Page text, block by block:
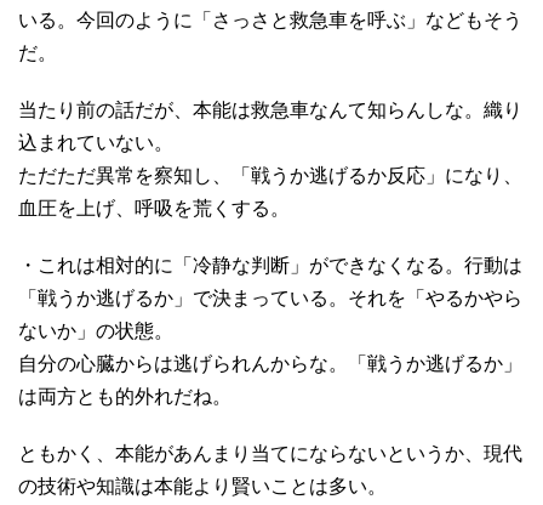
いる。今回のように「さっさと救急車を呼ぶ」などもそう
だ。
当たり前の話だが、本能は救急車なんて知らんしな。織り
込まれていない。
ただただ異常を察知し、「戦うか逃げるか反応」になり、
血圧を上げ、呼吸を荒くする。
・これは相対的に「冷静な判断」ができなくなる。行動は
「戦うか逃げるか」で決まっている。それを「やるかやら
ないか」の状態。
自分の心臓からは逃げられんからな。「戦うか逃げるか」
は両方とも的外れだね。
ともかく、本能があんまり当てにならないというか、現代
の技術や知識は本能より賢いことは多い。